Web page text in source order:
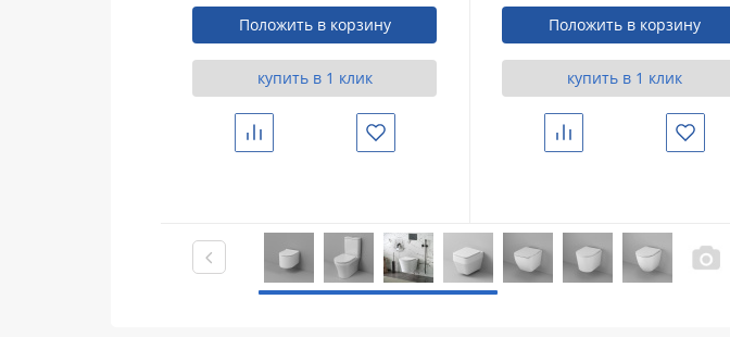
крышкой, микролифт,
смыв торнадо
Положить в корзину
купить в 1 клик
Сравнить Избранное
крышкой, микролифт,
смыв торнадо
Положить в корзину
купить в 1 клик
Сравнить Избранное